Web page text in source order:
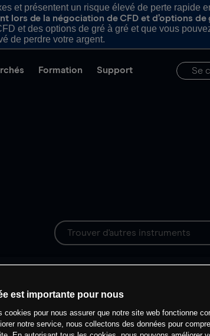
et présentent un risque élevé de perte rapide
lors de la négociation de CFD et d’options
et des options de gré à gré et que vous
de perdre votre argent.
Formation Support Se
est importante pour nous
cookies pour nous assurer que notre site web fonctionne
notre service, nous collectons des données pour